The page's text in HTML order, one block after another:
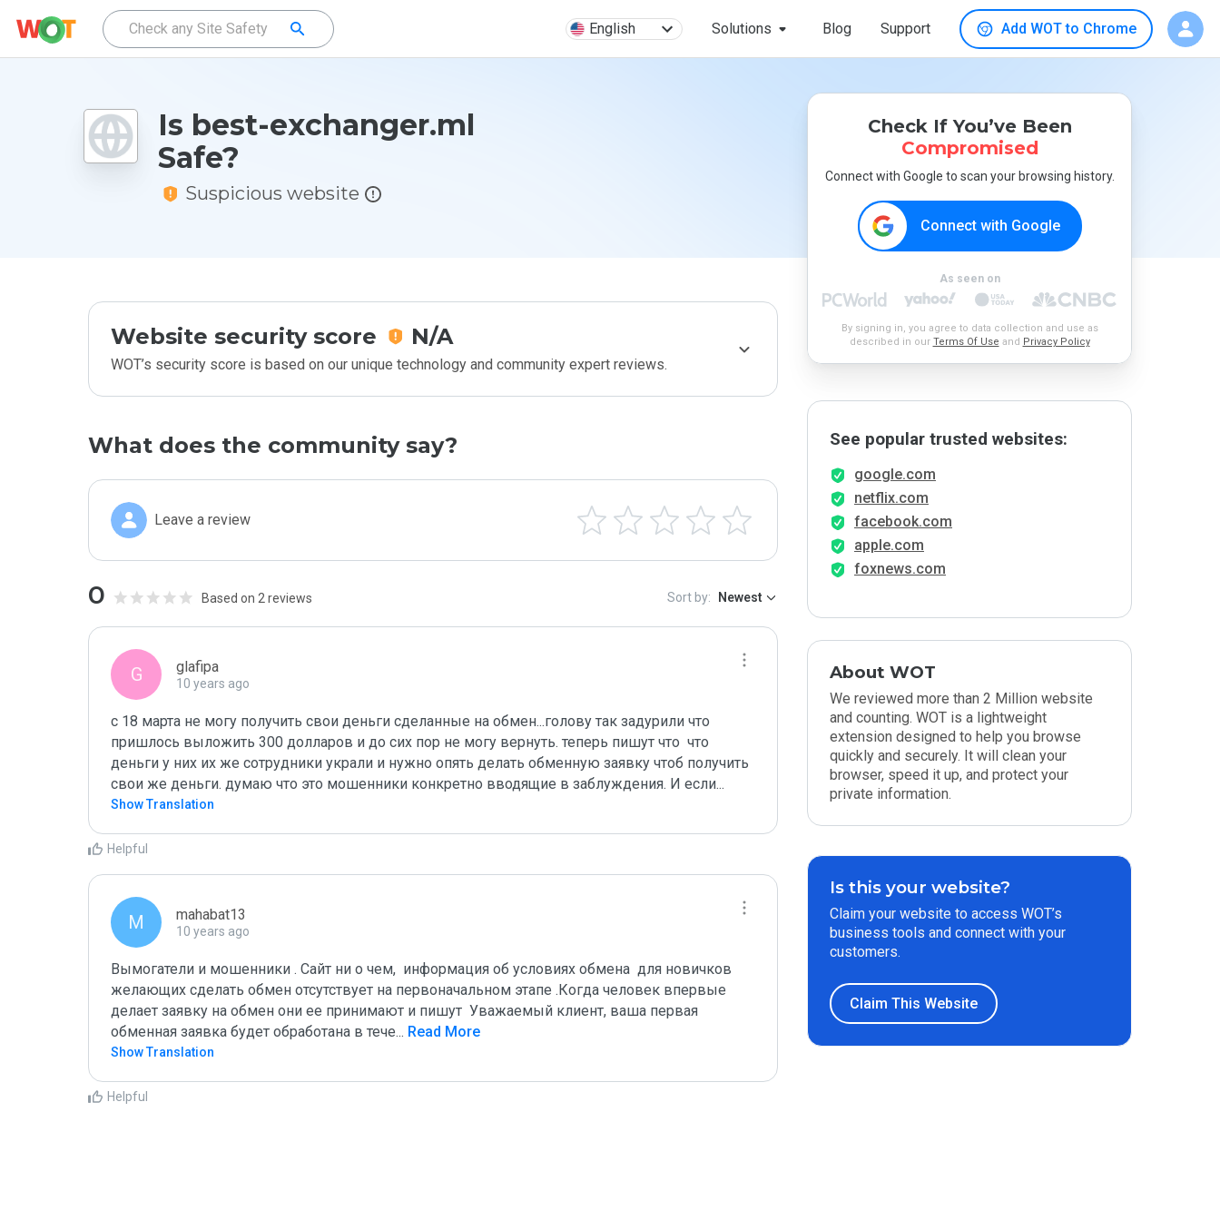
English Solutions Blog Support Add WOT to Chrome
Is best-exchanger.ml
Safe?
Suspicious website
Website security score N/A
WOT’s security score is based on our unique technology and community expert reviews.
What does the community say?
Leave a review
0 Based on 2 reviews Sort by: Newest
G glafipa
10 years ago
с 18 марта не могу получить свои деньги сделанные на обмен...голову так задурили что
пришлось выложить 300 долларов и до сих пор не могу вернуть. теперь пишут что  что
деньги у них их же сотрудники украли и нужно опять делать обменную заявку чтоб получить
свои же деньги. думаю что это мошенники конкретно вводящие в заблуждения. И если...
Read More
Show Translation
Helpful
M mahabat13
10 years ago
Вымогатели и мошенники . Сайт ни о чем,  информация об условиях обмена  для новичков
желающих сделать обмен отсутствует на первоначальном этапе .Когда человек впервые
делает заявку на обмен они ее принимают и пишут  Уважаемый клиент, ваша первая
обменная заявка будет обработана в тече... Read More
Show Translation
Helpful
Check If You’ve Been
Compromised
Connect with Google to scan your browsing history.
Connect with Google
As seen on
By signing in, you agree to data collection and use as
described in our Terms Of Use and Privacy Policy
See popular trusted websites:
google.com
netflix.com
facebook.com
apple.com
foxnews.com
About WOT
We reviewed more than 2 Million website
and counting. WOT is a lightweight
extension designed to help you browse
quickly and securely. It will clean your
browser, speed it up, and protect your
private information.
Is this your website?
Claim your website to access WOT’s
business tools and connect with your
customers.
Claim This Website